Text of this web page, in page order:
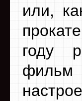
или,
году
фильм